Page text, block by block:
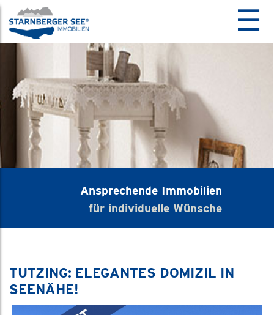
☰
Ansprechende Immobilien
für individuelle Wünsche
TUTZING: ELEGANTES DOMIZIL IN
SEENÄHE!